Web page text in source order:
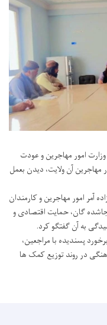
امور مهاجرین و عودت
مهاجرین آن ولایت، دیدن بعمل
آمر امور مهاجرین و کارمندان
گان، حمایت اقتصادی و
به آن گفتگو کرد.
پسندیده با مراجعین،
در روند توزیع کمک ‌ها